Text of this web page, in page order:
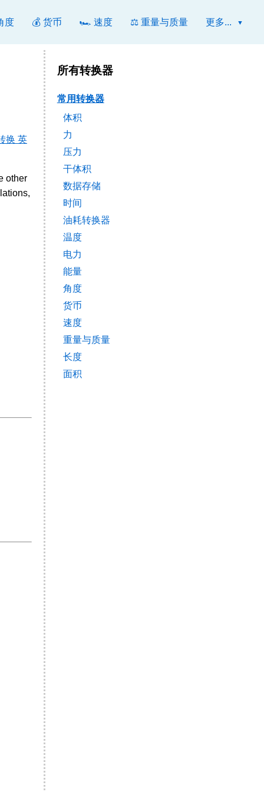
度 💰 货币 🏎️ 速度 ⚖️ 重量与质量 更多...
换 英
other
所有转换器
常用转换器
体积
力
压力
干体积
数据存储
时间
油耗转换器
温度
电力
能量
角度
货币
速度
重量与质量
长度
面积